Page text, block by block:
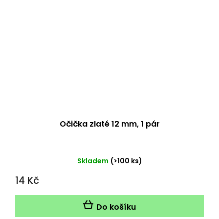
Očička zlaté 12 mm, 1 pár
Skladem (>100 ks)
14 Kč
Do košíku